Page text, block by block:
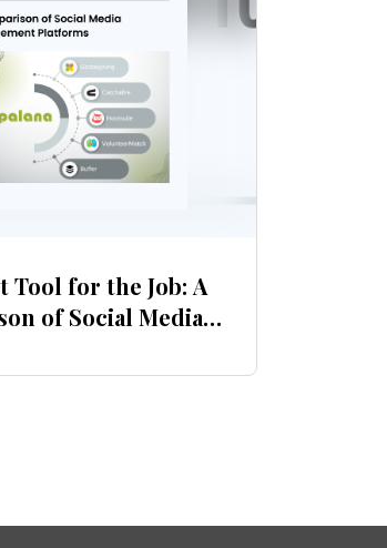
Tool for the Job: A
of Social Media